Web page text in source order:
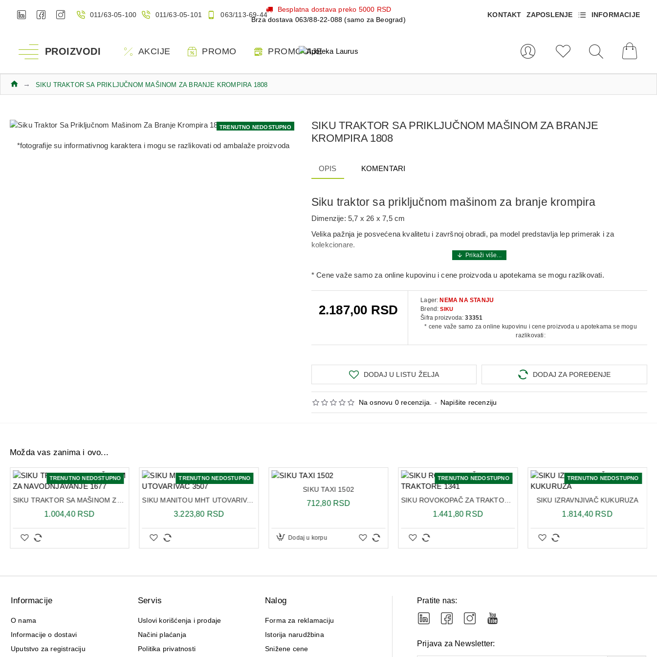
011/63-05-100 011/63-05-101 063/113-69-44
Besplatna dostava preko 5000 RSD
Brza dostava 063/88-22-088 (samo za Beograd)
KONTAKT ZAPOSLENJE INFORMACIJE
PROIZVODI AKCIJE PROMO PROMOCIJE
SIKU TRAKTOR SA PRIKLJUČNOM MAŠINOM ZA BRANJE KROMPIRA 1808
TRENUTNO NEDOSTUPNO
*fotografije su informativnog karaktera i mogu se razlikovati od ambalaže proizvoda
SIKU TRAKTOR SA PRIKLJUČNOM MAŠINOM ZA BRANJE
KROMPIRA 1808
OPIS KOMENTARI
Siku traktor sa priključnom mašinom za branje krompira
Dimenzije: 5,7 x 26 x 7,5 cm
Velika pažnja je posvećena kvalitetu i završnoj obradi, pa model predstavlja lep primerak i za
kolekcionare.
* Cene važe samo za online kupovinu i cene proizvoda u apotekama se mogu razlikovati.
Na osnovu 0 recenzija. - Napišite recenziju
2.187,00 RSD
Lager: NEMA NA STANJU
Brend: SIKU
Šifra proizvoda: 33351
* cene važe samo za online kupovinu i cene proizvoda u apotekama se mogu
razlikovati:
DODAJ U LISTU ŽELJA DODAJ ZA POREĐENJE
Možda vas zanima i ovo...
TRENUTNO NEDOSTUPNO
SIKU TRAKTOR SA MAŠINOM ZA NAVODNJAVANJE 1677
1.004,40 RSD
TRENUTNO NEDOSTUPNO
SIKU MANITOU MHT UTOVARIVAČ 3507
3.223,80 RSD
SIKU TAXI 1502
712,80 RSD
Dodaj u korpu
TRENUTNO NEDOSTUPNO
SIKU ROVOKOPAČ ZA TRAKTORE 1341
1.441,80 RSD
TRENUTNO NEDOSTUPNO
SIKU IZRAVNJIVAČ KUKURUZA
1.814,40 RSD
Informacije
O nama
Informacije o dostavi
Uputstvo za registraciju
Servis
Uslovi korišćenja i prodaje
Načini plaćanja
Politika privatnosti
Nalog
Forma za reklamaciju
Istorija narudžbina
Snižene cene
Pratite nas:
Prijava za Newsletter: